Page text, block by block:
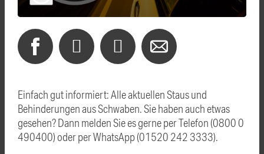
Einfach gut informiert: Alle aktuellen Staus und
Behinderungen aus Schwaben. Sie haben auch etwas
gesehen? Dann melden Sie es gerne per Telefon (0800 0
490400) oder per WhatsApp (01520 242 3333).